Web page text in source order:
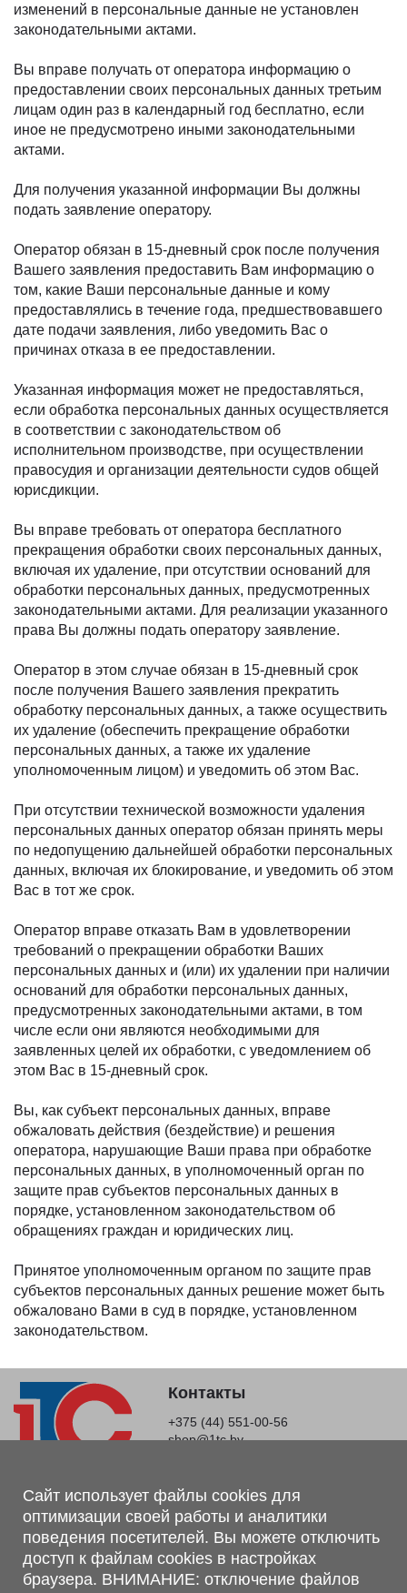
изменений в персональные данные не установлен
законодательными актами.
Вы вправе получать от оператора информацию о
предоставлении своих персональных данных третьим
лицам один раз в календарный год бесплатно, если
иное не предусмотрено иными законодательными
актами.
Для получения указанной информации Вы должны
подать заявление оператору.
Оператор обязан в 15-дневный срок после получения
Вашего заявления предоставить Вам информацию о
том, какие Ваши персональные данные и кому
предоставлялись в течение года, предшествовавшего
дате подачи заявления, либо уведомить Вас о
причинах отказа в ее предоставлении.
Указанная информация может не предоставляться,
если обработка персональных данных осуществляется
в соответствии с законодательством об
исполнительном производстве, при осуществлении
правосудия и организации деятельности судов общей
юрисдикции.
Вы вправе требовать от оператора бесплатного
прекращения обработки своих персональных данных,
включая их удаление, при отсутствии оснований для
обработки персональных данных, предусмотренных
законодательными актами. Для реализации указанного
права Вы должны подать оператору заявление.
Оператор в этом случае обязан в 15-дневный срок
после получения Вашего заявления прекратить
обработку персональных данных, а также осуществить
их удаление (обеспечить прекращение обработки
персональных данных, а также их удаление
уполномоченным лицом) и уведомить об этом Вас.
При отсутствии технической возможности удаления
персональных данных оператор обязан принять меры
по недопущению дальнейшей обработки персональных
данных, включая их блокирование, и уведомить об этом
Вас в тот же срок.
Оператор вправе отказать Вам в удовлетворении
требований о прекращении обработки Ваших
персональных данных и (или) их удалении при наличии
оснований для обработки персональных данных,
предусмотренных законодательными актами, в том
числе если они являются необходимыми для
заявленных целей их обработки, с уведомлением об
этом Вас в 15-дневный срок.
Вы, как субъект персональных данных, вправе
обжаловать действия (бездействие) и решения
оператора, нарушающие Ваши права при обработке
персональных данных, в уполномоченный орган по
защите прав субъектов персональных данных в
порядке, установленном законодательством об
обращениях граждан и юридических лиц.
Принятое уполномоченным органом по защите прав
субъектов персональных данных решение может быть
обжаловано Вами в суд в порядке, установленном
законодательством.
Контакты
+375 (44) 551-00-56
shop@1tc.by
Магазин, склад
г. Минск, Минский р-н, п. Привольный, ул. Мира, 20А,
223062
г. Брест, ул. Лейтенанта Рябцева, 108 В, 224701
Сайт использует файлы cookies для
оптимизации своей работы и аналитики
поведения посетителей. Вы можете отключить
доступ к файлам cookies в настройках
браузера. ВНИМАНИЕ: отключение файлов